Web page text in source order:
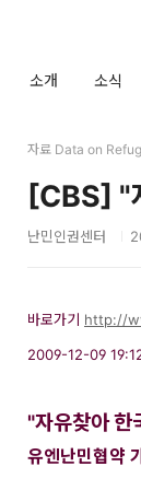
소개 소식
자료 Data on
[CBS] "
난민인권센터
바로가기 http://
2009-12-09
"자유찾아 한
유엔난민협약